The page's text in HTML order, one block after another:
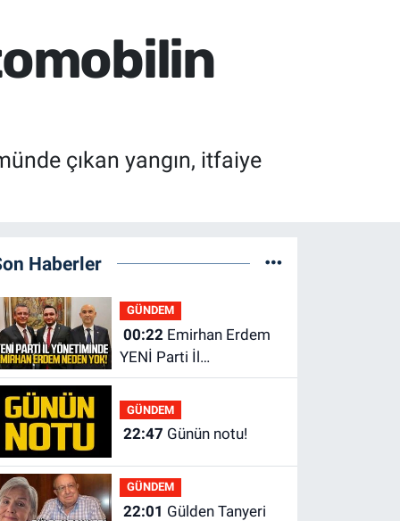
çıkan yangın, itfaiye
Haberler
GÜNDEM
00:22Emirhan Erdem
YENİ Parti İl
yönetiminden neden
yok?
GÜNDEM
22:47 Günün notu!
GÜNDEM
22:01